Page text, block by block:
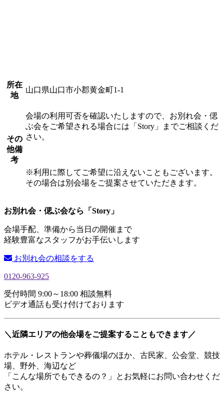
所在
地
山口県山口市小郡黄金町1-1
その
他備
考
会場の利用可否を確認いたしますので、お別れ会・偲
ぶ会をご希望される場合には「Story」までご相談くだ
さい。
※利用に際してご希望に沿えないこともございます。
その場合は別会場をご提案させていただきます。
お別れ会・偲ぶ会なら「Story」
会場手配、準備から当日の開催まで
経験豊富なスタッフがお手伝いします
お別れ会の相談をする
0120-963-925
受付時間 9:00～18:00 相談無料
ビデオ通話も受け付けております
＼近隣エリアの他会場をご提案することもできます／
ホテル・レストランや葬儀場のほか、古民家、公会堂、競技
場、野外、海辺など
「こんな場所でもできるの？」とお気軽にお問い合わせくだ
さい。